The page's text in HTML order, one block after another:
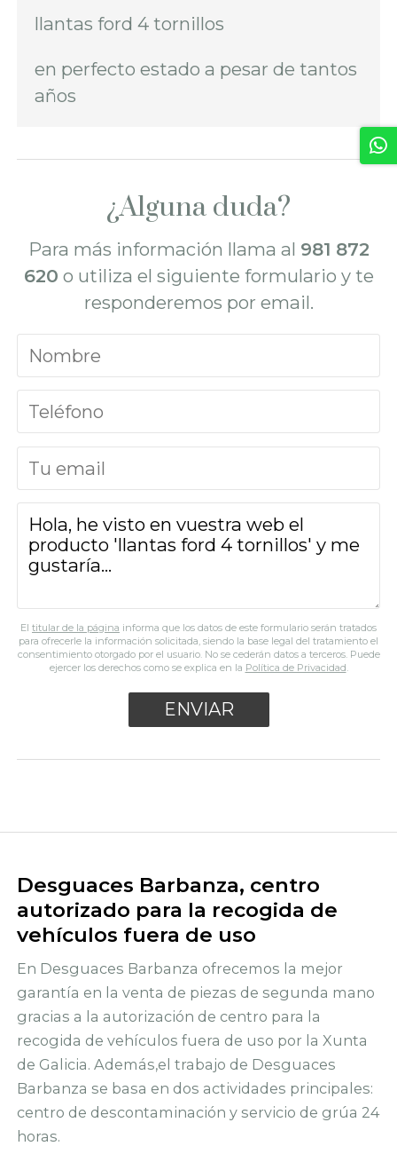
llantas ford 4 tornillos
en perfecto estado a pesar de tantos
años
¿Alguna duda?
Para más información llama al 981 872
620 o utiliza el siguiente formulario y te
responderemos por email.
El titular de la página informa que los datos de este formulario serán tratados
para ofrecerle la información solicitada, siendo la base legal del tratamiento el
consentimiento otorgado por el usuario. No se cederán datos a terceros. Puede
ejercer los derechos como se explica en la Política de Privacidad.
Desguaces Barbanza, centro
autorizado para la recogida de
vehículos fuera de uso
En Desguaces Barbanza ofrecemos la mejor
garantía en la venta de piezas de segunda mano
gracias a la autorización de centro para la
recogida de vehículos fuera de uso por la Xunta
de Galicia. Además,el trabajo de Desguaces
Barbanza se basa en dos actividades principales:
centro de descontaminación y servicio de grúa 24
horas.